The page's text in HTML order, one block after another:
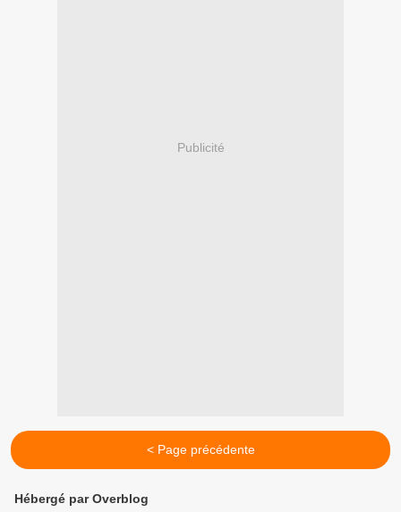
Publicité
< Page précédente
Hébergé par Overblog